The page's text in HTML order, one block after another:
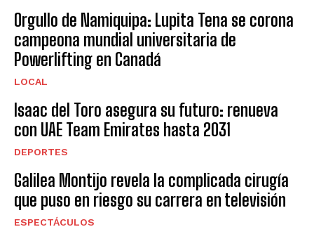
Orgullo de Namiquipa: Lupita Tena se corona
campeona mundial universitaria de
Powerlifting en Canadá
LOCAL
Isaac del Toro asegura su futuro: renueva
con UAE Team Emirates hasta 2031
DEPORTES
Galilea Montijo revela la complicada cirugía
que puso en riesgo su carrera en televisión
ESPECTÁCULOS